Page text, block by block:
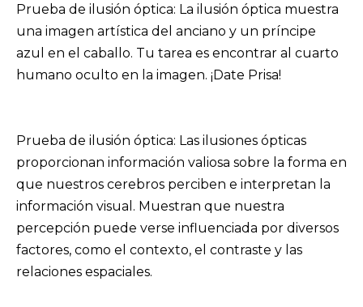
Prueba de ilusión óptica: La ilusión óptica muestra
una imagen artística del anciano y un príncipe
azul en el caballo. Tu tarea es encontrar al cuarto
humano oculto en la imagen. ¡Date Prisa!
Prueba de ilusión óptica: Las ilusiones ópticas
proporcionan información valiosa sobre la forma en
que nuestros cerebros perciben e interpretan la
información visual. Muestran que nuestra
percepción puede verse influenciada por diversos
factores, como el contexto, el contraste y las
relaciones espaciales.